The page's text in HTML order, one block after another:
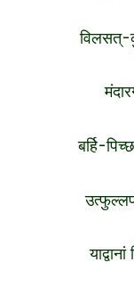
विलसत्-
बर्हि-